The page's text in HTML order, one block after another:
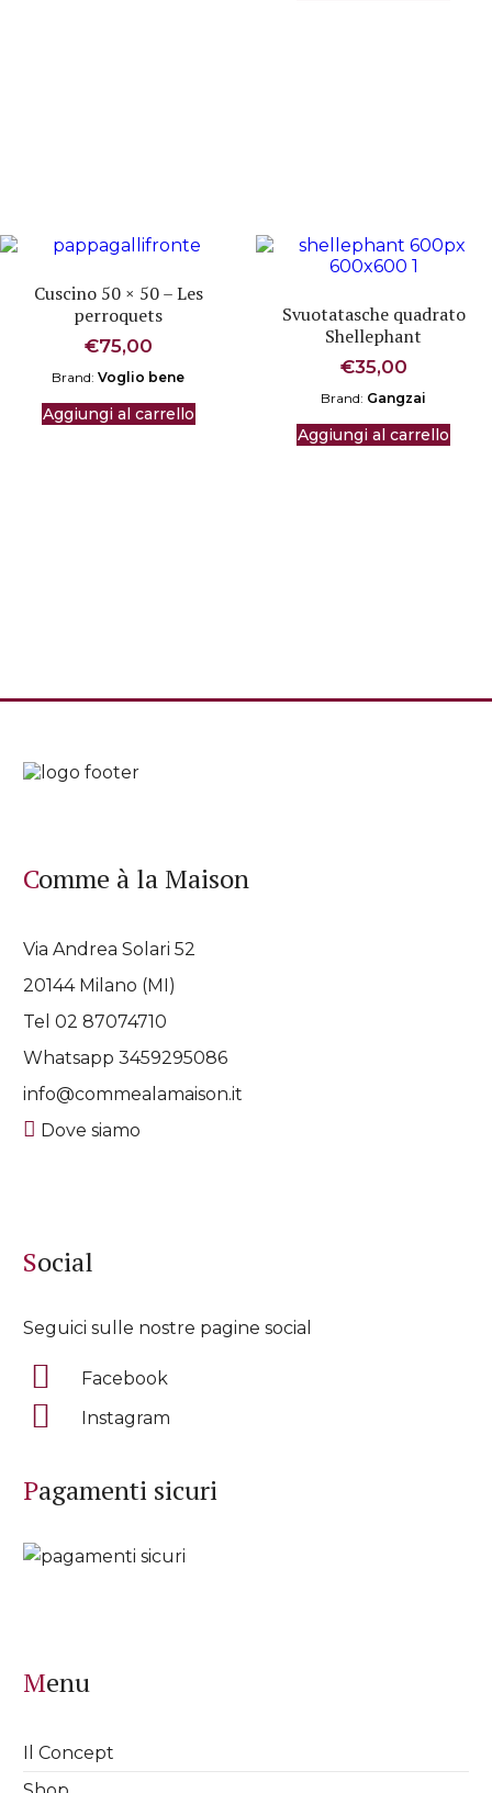
Cuscino 50 × 50 – Les
perroquets
€75,00
Brand:Voglio bene
Aggiungi al carrello
Svuotatasche quadrato
Shellephant
€35,00
Brand: Gangzai
Aggiungi al carrello
Comme à la Maison
Via Andrea Solari 52
20144 Milano (MI)
Tel 02 87074710
Whatsapp3459295086
info@commealamaison.it
Dove siamo
Social
Seguici sulle nostre pagine social
Facebook
Instagram
Pagamenti sicuri
Menu
Il Concept